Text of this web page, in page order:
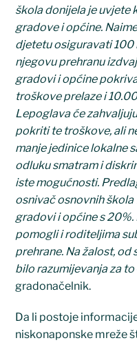
škola donijela je uvjete
gradove i općine.
djetetu osiguravati 100
njegovu prehranu
gradovi i općine
troškove prelaze i
Lepoglava će
pokriti te troškove, ali
manje jedinice lokalne
odluku smatram i
iste mogućnosti.
osnivač osnovnih
gradovi i općine s 20%.
pomogli i roditeljima
prehrane. Na žalost, od
bilo razumijevanja za to
gradonačelnik.
Da li postoje
niskonaponske mreže